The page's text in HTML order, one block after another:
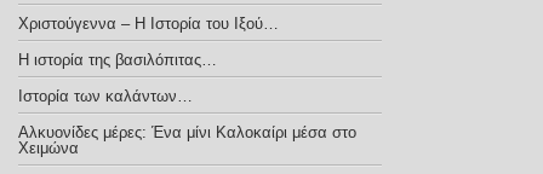
Χριστούγεννα – Η Ιστορία του Ιξού…
Η ιστορία της βασιλόπιτας…
Ιστορία των καλάντων…
Αλκυονίδες μέρες: Ένα μίνι Καλοκαίρι μέσα στο
Χειμώνα